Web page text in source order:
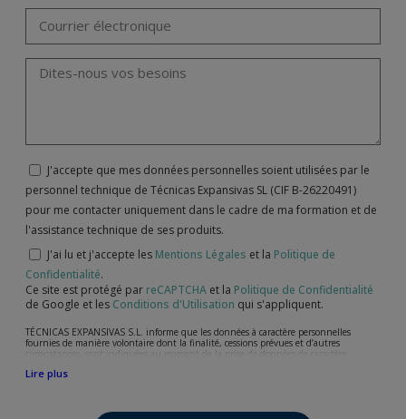
J'accepte que mes données personnelles soient utilisées par le
personnel technique de Técnicas Expansivas SL (CIF B-26220491)
pour me contacter uniquement dans le cadre de ma formation et de
l'assistance technique de ses produits.
J'ai lu et j'accepte les Mentions Légales et la Politique de
Confidentialité.
Ce site est protégé par reCAPTCHA et la Politique de Confidentialité
de Google et les Conditions d'Utilisation qui s'appliquent.
TÉCNICAS EXPANSIVAS S.L. informe que les données à caractère personnelles
fournies de manière volontaire dont la finalité, cessions prévues et d’autres
circonstances, sont indiquées au moment de la prise de données de caractère
l’attention de votre demande, litige ou requise, maintien de la relation établie, la
Lire plus